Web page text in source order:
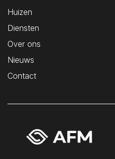
Huizen
Diensten
Over ons
Nieuws
Contact
Scherpenisse
Schore
Serooskerke
Serooskerke
Sint Philipsland
Sirjansland
Stavenisse